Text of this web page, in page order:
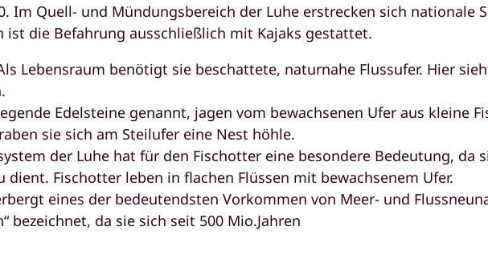
Im Quell- und Mündungsbereich der Luhe erstrecken sich
die Befahrung ausschließlich mit Kajaks gestattet.
Lebensraum benötigt sie beschattete, naturnahe Flussufer. Hier
Edelsteine genannt, jagen vom bewachsenen Ufer aus kleine
sie sich am Steilufer eine Nest höhle.
der Luhe hat für den Fischotter eine besondere Bedeutung, da
dient. Fischotter leben in flachen Flüssen mit bewachsenem Ufer.
eines der bedeutendsten Vorkommen von Meer- und
bezeichnet, da sie sich seit 500 Mio.Jahren